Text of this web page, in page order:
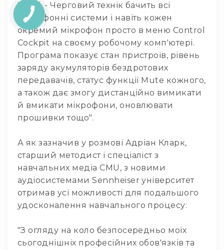
Уцінка
Новини
Бренди
Холлі. - Черговий технік бачить всі
мікрофонні системи і навіть кожен
окремий мікрофон просто в меню Control
Cockpit на своєму робочому комп'ютері.
Програма показує стан пристроїв, рівень
заряду акумуляторів бездротових
передавачів, статус функції Mute кожного,
а також дає змогу дистанційно вимикати
й вмикати мікрофони, оновлювати
прошивки тощо".
А як зазначив у розмові Адріан Кларк,
старший методист і спеціаліст з
навчальних медіа CMU, з новими
аудіосистемами Sennheiser університет
отримав усі можливості для подальшого
удосконалення навчального процесу:
"З огляду на коло безпосередньо моїх
сьогоднішніх професійних обов'язків та
КНОПКА
ЗВ'ЯЗКУ